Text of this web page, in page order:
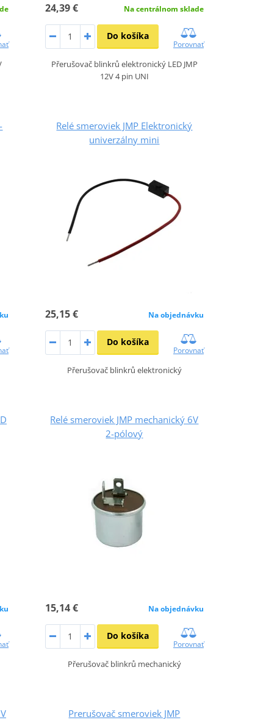
24,39 € Na centrálnom sklade
Do košíka
Porovnať
Přerušovač blinkrů elektronický LED JMP
12V 4 pin UNI
Relé smeroviek JMP Elektronický
univerzálny mini
25,15 € Na objednávku
Do košíka
Porovnať
Přerušovač blinkrů elektronický
Relé smeroviek JMP mechanický 6V
2-pólový
15,14 € Na objednávku
Do košíka
Porovnať
Přerušovač blinkrů mechanický
Prerušovač smeroviek JMP